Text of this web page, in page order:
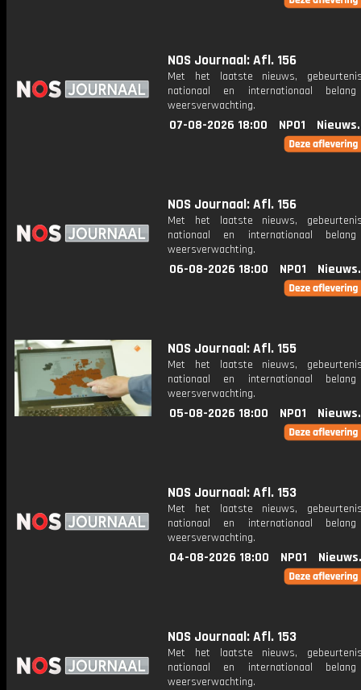
NOS Journaal: Afl. 156
Met het laatste nieuws,
nationaal en internationaal
weersverwachting.
07-08-2026 18:00 NPO1
NOS Journaal: Afl. 156
Met het laatste nieuws,
nationaal en internationaal
weersverwachting.
06-08-2026 18:00 NPO1
NOS Journaal: Afl. 155
Met het laatste nieuws,
nationaal en internationaal
weersverwachting.
05-08-2026 18:00 NPO1
NOS Journaal: Afl. 153
Met het laatste nieuws,
nationaal en internationaal
weersverwachting.
04-08-2026 18:00 NPO1
NOS Journaal: Afl. 153
Met het laatste nieuws,
nationaal en internationaal
weersverwachting.